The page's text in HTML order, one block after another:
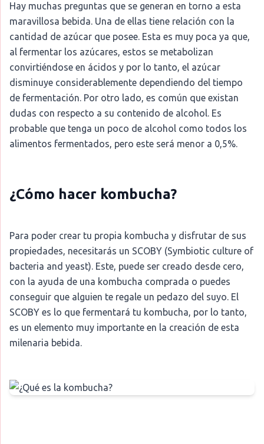
Hay muchas preguntas que se generan en torno a esta
maravillosa bebida. Una de ellas tiene relación con la
cantidad de azúcar que posee. Esta es muy poca ya que,
al fermentar los azúcares, estos se metabolizan
convirtiéndose en ácidos y por lo tanto, el azúcar
disminuye considerablemente dependiendo del tiempo
de fermentación. Por otro lado, es común que existan
dudas con respecto a su contenido de alcohol. Es
probable que tenga un poco de alcohol como todos los
alimentos fermentados, pero este será menor a 0,5%.
¿Cómo hacer kombucha?
Para poder crear tu propia kombucha y disfrutar de sus
propiedades, necesitarás un SCOBY (Symbiotic culture of
bacteria and yeast). Este, puede ser creado desde cero,
con la ayuda de una kombucha comprada o puedes
conseguir que alguien te regale un pedazo del suyo. El
SCOBY es lo que fermentará tu kombucha, por lo tanto,
es un elemento muy importante en la creación de esta
milenaria bebida.